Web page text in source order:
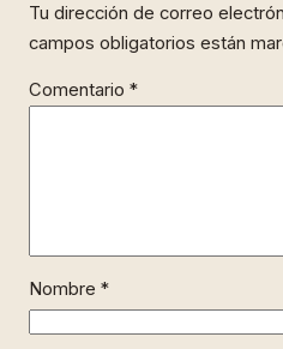
Tu dirección de correo
campos obligatorios están
Comentario *
Nombre *